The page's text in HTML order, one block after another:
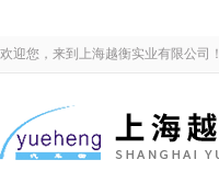
欢迎您，来到上海越衡实业有限公司！